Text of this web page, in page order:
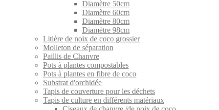
Diamètre 50cm
Diamètre 60cm
Diamètre 80cm
Diamètre 98cm
Litière de noix de coco grossier
Molleton de séparation
Paillis de Chanvre
Pots à plantes compostables
Pots à plantes en fibre de coco
Substrat d'orchidée
Tapis de couverture pour les déchets
Tapis de culture en différents matériaux